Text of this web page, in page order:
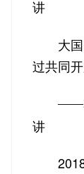
讲
大国
过共同
讲
2018